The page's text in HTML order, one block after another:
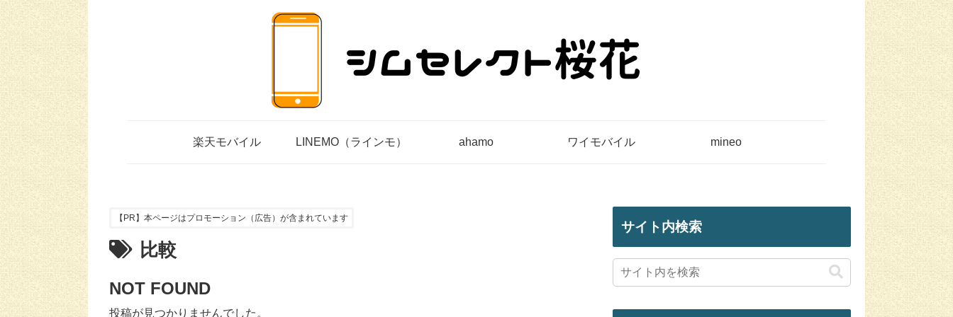
楽天モバイル LINEMO（ラインモ） ahamo ワイモバイル mineo
【PR】本ページはプロモーション（広告）が含まれています
比較
NOT FOUND
投稿が見つかりませんでした。
サイト内検索